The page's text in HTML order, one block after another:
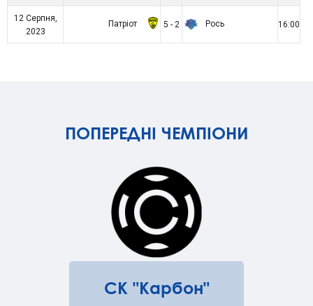
12 Серпня,
2023
Патріот 5 - 2 Рось 16:00
ПОПЕРЕДНІ ЧЕМПІОНИ
СК "Карбон"